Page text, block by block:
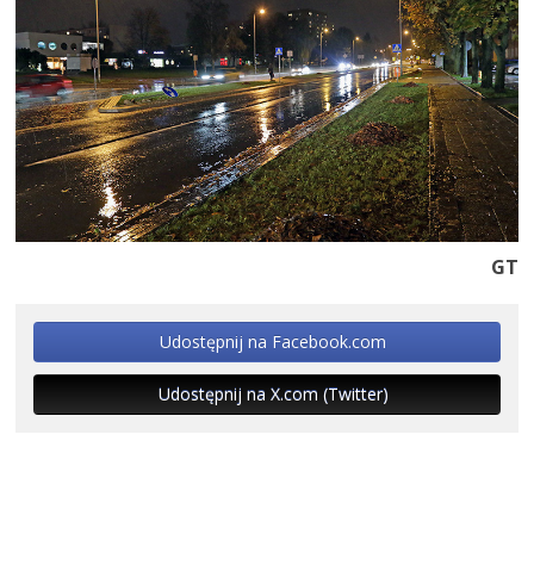
GT
Udostępnij na Facebook.com
Udostępnij na X.com (Twitter)